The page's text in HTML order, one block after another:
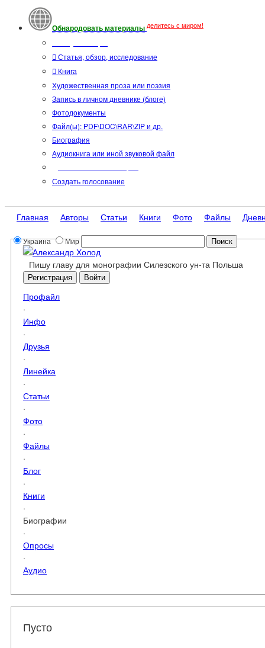
Обнародовать материалы делитесь с миром!
Статья, обзор, исследование
Книга
Художественная проза или поэзия
Запись в личном дневнике (блоге)
Фотодокументы
Файл(ы): PDF\DOC\RAR\ZIP и др.
Биография
Аудиокнига или иной звуковой файл
Создать голосование
Украина Мир
Главная Авторы Статьи Книги Фото Файлы
Александр Холод
Пишу главу для монографии Силезского ун-та Польша
Регистрация Войти
Профайл
·
Инфо
·
Друзья
·
Линейка
·
Статьи
·
Фото
·
Файлы
·
Блог
·
Книги
·
Биографии
·
Опросы
·
Аудио
Пусто